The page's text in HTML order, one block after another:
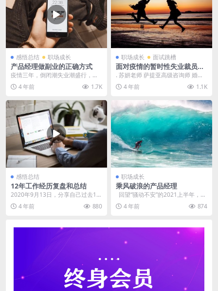
感悟总结 职场成长
产品经理做副业的正确方式
疫情三年，倒闭潮失业潮盛行，你
是否也有副业的打算？那什么是主
业？ 又如何定义副业...
4 年前 1.7K
职场成长 面试跳槽
面对疫情的暂时性失业裁员，
如何反思？何去何从？
. 苏妍老师 萨提亚高级咨询师 婚姻
情感高级咨询师 高级企业EAP执行
师 中国政...
4 年前 1.1K
感悟总结
12年工作经历复盘和总结
2020年9月13日，分享自己过去12
年的经历和总结 前一部分是讲故
事，一个小时...
4 年前 880
职场成长
乘风破浪的产品经理
回望“骚动不安”的2021上半年，环
顾“一个更加内卷的职场”，产品...
4 年前 874